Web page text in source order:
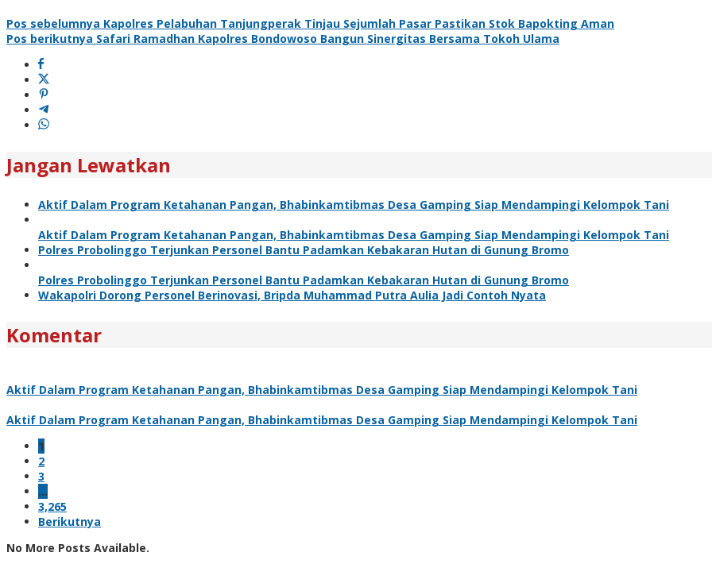
Pos sebelumnya Kapolres Pelabuhan Tanjungperak Tinjau Sejumlah Pasar Pastikan Stok Bapokting Aman
Pos berikutnya Safari Ramadhan Kapolres Bondowoso Bangun Sinergitas Bersama Tokoh Ulama
Jangan Lewatkan
Aktif Dalam Program Ketahanan Pangan, Bhabinkamtibmas Desa Gamping Siap Mendampingi Kelompok Tani
Aktif Dalam Program Ketahanan Pangan, Bhabinkamtibmas Desa Gamping Siap Mendampingi Kelompok Tani
Polres Probolinggo Terjunkan Personel Bantu Padamkan Kebakaran Hutan di Gunung Bromo
Polres Probolinggo Terjunkan Personel Bantu Padamkan Kebakaran Hutan di Gunung Bromo
Wakapolri Dorong Personel Berinovasi, Bripda Muhammad Putra Aulia Jadi Contoh Nyata
Komentar
Aktif Dalam Program Ketahanan Pangan, Bhabinkamtibmas Desa Gamping Siap Mendampingi Kelompok Tani
Aktif Dalam Program Ketahanan Pangan, Bhabinkamtibmas Desa Gamping Siap Mendampingi Kelompok Tani
1
2
3
…
3,265
Berikutnya
No More Posts Available.